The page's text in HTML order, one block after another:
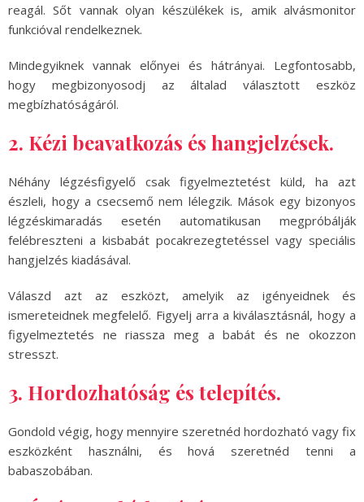
reagál. Sőt vannak olyan készülékek is, amik alvásmonitor
funkcióval rendelkeznek.
Mindegyiknek vannak előnyei és hátrányai. Legfontosabb,
hogy megbizonyosodj az általad választott eszköz
megbízhatóságáról.
2. Kézi beavatkozás és hangjelzések.
Néhány légzésfigyelő csak figyelmeztetést küld, ha azt
észleli, hogy a csecsemő nem lélegzik. Mások egy bizonyos
légzéskimaradás esetén automatikusan megpróbálják
felébreszteni a kisbabát pocakrezegtetéssel vagy speciális
hangjelzés kiadásával.
Válaszd azt az eszközt, amelyik az igényeidnek és
ismereteidnek megfelelő. Figyelj arra a kiválasztásnál, hogy a
figyelmeztetés ne riassza meg a babát és ne okozzon
stresszt.
3. Hordozhatóság és telepítés.
Gondold végig, hogy mennyire szeretnéd hordozható vagy fix
eszközként használni, és hová szeretnéd tenni a
babaszobában.